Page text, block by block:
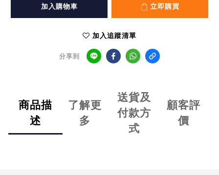
加入購物車 立即購買
加入追蹤清單
分享到
商品描
述
了解更
多
送貨及
付款方
式
顧客評
價